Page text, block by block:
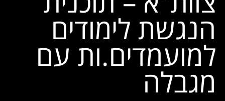
הנגשת לימודים
למועמדים.ות עם
מגבלה